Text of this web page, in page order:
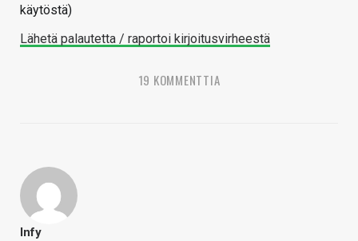
käytöstä)
Lähetä palautetta / raportoi kirjoitusvirheestä
19 KOMMENTTIA
Infy